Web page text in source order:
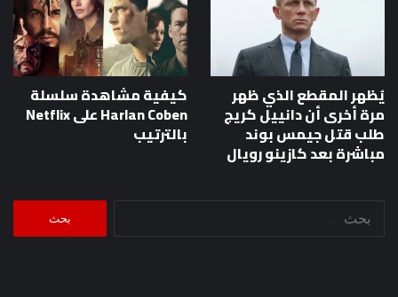
يُظهر المقطع الذي ظهر
مرة أخرى أن دانييل كريج
طلب قتل جيمس بوند
مباشرة بعد كازينو رويال
كيفية مشاهدة سلسلة
Harlan Coben على Netflix
بالترتيب
البحث